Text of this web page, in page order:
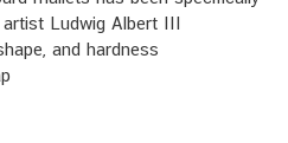
Ludwig Albert III
and hardness